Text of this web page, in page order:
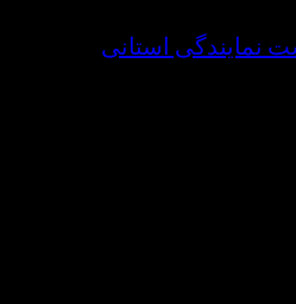
نمایندگی استانی